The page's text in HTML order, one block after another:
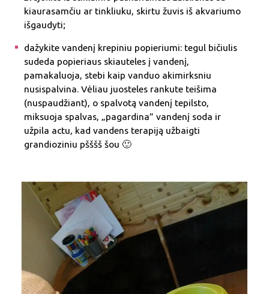
kiaurasamčiu ar tinkliuku, skirtu žuvis iš akvariumo
išgaudyti;
dažykite vandenį krepiniu popieriumi: tegul bičiulis
sudeda popieriaus skiauteles į vandenį,
pamakaluoja, stebi kaip vanduo akimirksniu
nusispalvina. Vėliau juosteles rankute teišima
(nuspaudžiant), o spalvotą vandenį tepilsto,
miksuoja spalvas, „pagardina” vandenį soda ir
užpila actu, kad vandens terapiją užbaigti
grandioziniu pšššš šou 🙂